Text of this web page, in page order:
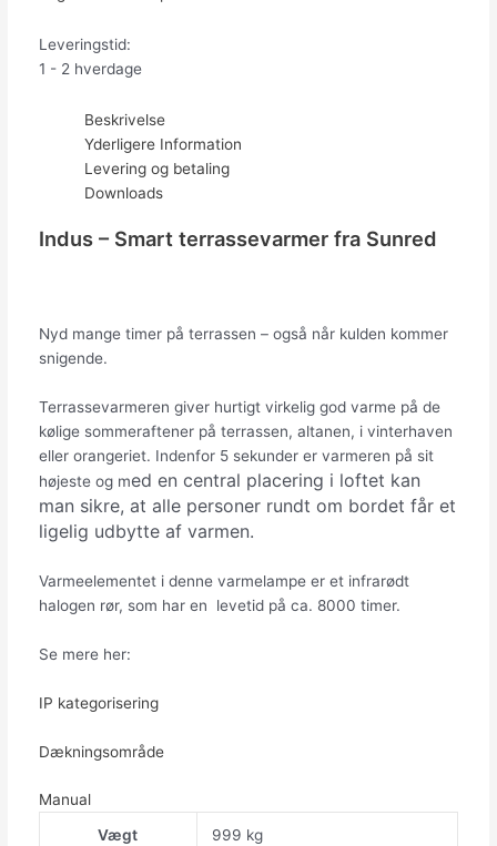
Leveringstid:
1 - 2 hverdage
Beskrivelse
Yderligere Information
Levering og betaling
Downloads
Indus – Smart terrassevarmer fra Sunred
Nyd mange timer på terrassen – også når kulden kommer
snigende.
Terrassevarmeren giver hurtigt virkelig god varme på de
kølige sommeraftener på terrassen, altanen, i vinterhaven
eller orangeriet. Indenfor 5 sekunder er varmeren på sit
højeste og med en central placering i loftet kan
man sikre, at alle personer rundt om bordet får et
ligelig udbytte af varmen.
Varmeelementet i denne varmelampe er et infrarødt
halogen rør, som har en levetid på ca. 8000 timer.
Se mere her:
IP kategorisering
Dækningsområde
Manual
Vægt
999 kg